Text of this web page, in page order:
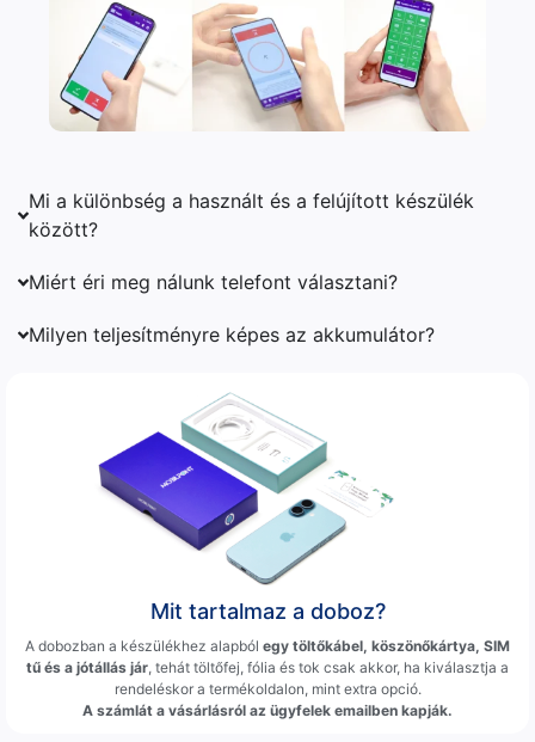
Mi a különbség a használt és a felújított készülék
között?
Miért éri meg nálunk telefont választani?
Milyen teljesítményre képes az akkumulátor?
Mit tartalmaz a doboz?
A dobozban a készülékhez alapból egy töltőkábel, köszönőkártya, SIM
tű és a jótállás jár , tehát töltőfej, fólia és tok csak akkor, ha kiválasztja a
rendeléskor a termékoldalon, mint extra opció.
A számlát a vásárlásról az ügyfelek emailben kapják.